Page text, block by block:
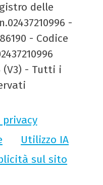
delle
-
- Codice
(V3) - Tutti i
Utilizzo IA
sul sito